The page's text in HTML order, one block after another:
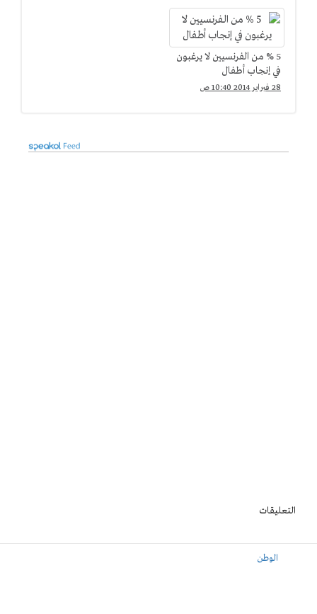
5 % من الفرنسيين لا يرغبون
في إنجاب أطفال
28 فبراير 2014 10:40 ص
التعليقات
الوطن